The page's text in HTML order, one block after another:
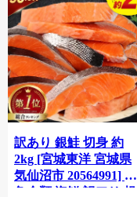
訳あり 銀鮭 切身 約
2kg [宮城東洋 宮城県
気仙沼市 20564991] 鮭
魚介類 海鮮 訳アリ 規